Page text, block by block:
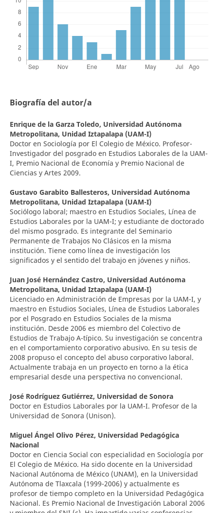
Biografía del autor/a
Enrique de la Garza Toledo, Universidad Autónoma
Metropolitana, Unidad Iztapalapa (UAM-I)
Doctor en Sociología por El Colegio de México. Profesor-
Investigador del posgrado en Estudios Laborales de la UAM-
I, Premio Nacional de Economía y Premio Nacional de
Ciencias y Artes 2009.
Gustavo Garabito Ballesteros, Universidad Autónoma
Metropolitana, Unidad Iztapalapa (UAM-I)
Sociólogo laboral; maestro en Estudios Sociales, Línea de
Estudios Laborales por la UAM-I; y estudiante de doctorado
del mismo posgrado. Es integrante del Seminario
Permanente de Trabajos No Clásicos en la misma
institución. Tiene como línea de investigación los
significados y el sentido del trabajo en jóvenes y niños.
Juan José Hernández Castro, Universidad Autónoma
Metropolitana, Unidad Iztapalapa (UAM-I)
Licenciado en Administración de Empresas por la UAM-I, y
maestro en Estudios Sociales, Línea de Estudios Laborales
por el Posgrado en Estudios Sociales de la misma
institución. Desde 2006 es miembro del Colectivo de
Estudios de Trabajo A-típico. Su investigación se concentra
en el comportamiento corporativo abusivo. En su tesis de
2008 propuso el concepto del abuso corporativo laboral.
Actualmente trabaja en un proyecto en torno a la ética
empresarial desde una perspectiva no convencional.
José Rodríguez Gutiérrez, Universidad de Sonora
Doctor en Estudios Laborales por la UAM-I. Profesor de la
Universidad de Sonora (Unison).
Miguel Ángel Olivo Pérez, Universidad Pedagógica
Nacional
Doctor en Ciencia Social con especialidad en Sociología por
El Colegio de México. Ha sido docente en la Universidad
Nacional Autónoma de México (UNAM), en la Universidad
Autónoma de Tlaxcala (1999-2006) y actualmente es
profesor de tiempo completo en la Universidad Pedagógica
Nacional. Es Premio Nacional de Investigación Laboral 2006